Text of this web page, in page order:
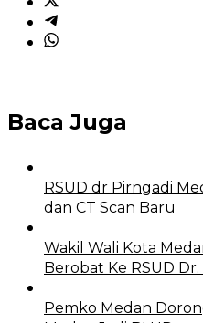
Baca Juga
RSUD dr Pirngadi
dan CT Scan Baru
Wakil Wali Kota
Berobat Ke RSUD
Pemko Medan